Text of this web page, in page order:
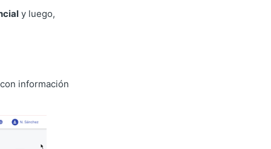
y luego,
información